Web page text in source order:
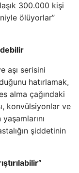
300.000 kişi
ölüyorlar”
aşı serisini
hatırlamak,
alma çağındaki
konvülsiyonlar ve
şiddetinin